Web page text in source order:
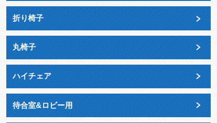
折り椅子
丸椅子
ハイチェア
待合室&ロビー用